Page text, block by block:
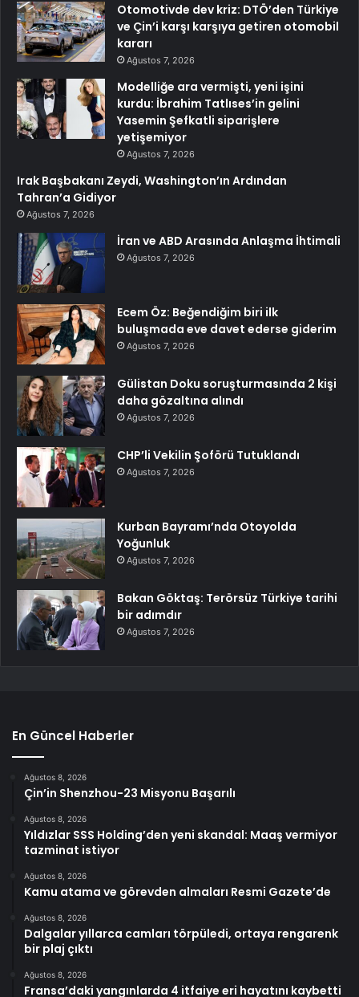
Otomotivde dev kriz: DTÖ’den Türkiye
ve Çin’i karşı karşıya getiren otomobil
kararı
Ağustos 7, 2026
Modelliğe ara vermişti, yeni işini
kurdu: İbrahim Tatlıses’in gelini
Yasemin Şefkatli siparişlere
yetişemiyor
Ağustos 7, 2026
Irak Başbakanı Zeydi, Washington’ın Ardından
Tahran’a Gidiyor
Ağustos 7, 2026
İran ve ABD Arasında Anlaşma İhtimali
Ağustos 7, 2026
Ecem Öz: Beğendiğim biri ilk
buluşmada eve davet ederse giderim
Ağustos 7, 2026
Gülistan Doku soruşturmasında 2 kişi
daha gözaltına alındı
Ağustos 7, 2026
CHP’li Vekilin Şoförü Tutuklandı
Ağustos 7, 2026
Kurban Bayramı’nda Otoyolda
Yoğunluk
Ağustos 7, 2026
Bakan Göktaş: Terörsüz Türkiye tarihi
bir adımdır
Ağustos 7, 2026
En Güncel Haberler
Ağustos 8, 2026
Çin’in Shenzhou-23 Misyonu Başarılı
Ağustos 8, 2026
Yıldızlar SSS Holding’den yeni skandal: Maaş vermiyor
tazminat istiyor
Ağustos 8, 2026
Kamu atama ve görevden almaları Resmi Gazete’de
Ağustos 8, 2026
Dalgalar yıllarca camları törpüledi, ortaya rengarenk
bir plaj çıktı
Ağustos 8, 2026
Fransa’daki yangınlarda 4 itfaiye eri hayatını kaybetti